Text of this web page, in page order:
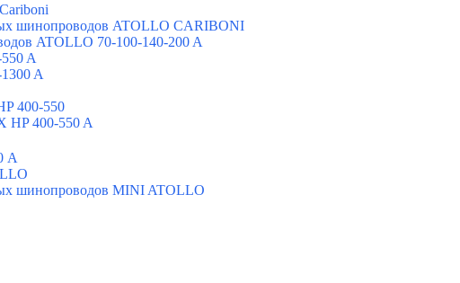
шинопроводов ATOLLO CARIBONI
ATOLLO 70-100-140-200 A
A
A
400-550
HP 400-550 A
А
шинопроводов MINI ATOLLO